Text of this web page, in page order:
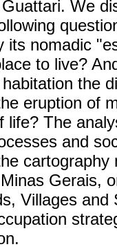
We
its nomadic
to live?
the
eruption of
life? The
and
Gerais,
Villages